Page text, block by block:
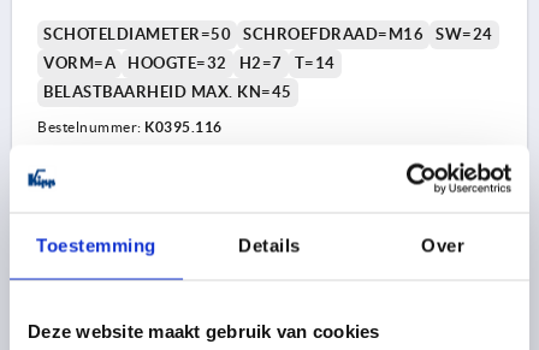
Toestemming Details Over
Deze website maakt gebruik van cookies
SCHOTELDIAMETER=50 SCHROEFDRAAD=M16
SW=24
VORM=A
HOOGTE=32 H2=7
T=14
BELASTBAARHEID MAX. KN=45
Bestelnummer: K0395.116
12,06 €